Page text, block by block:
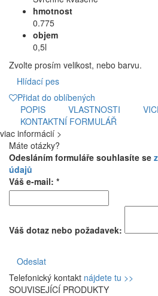
hmotnost
0.775
objem
0,5l
Zvolte prosím velikost, nebo barvu.
Hlídací pes
Přidat do oblíbených
POPIS
VLASTNOSTI
KONTAKTNÍ FORMULÁŘ
viac informácií >
Máte otázky?
Odesláním formuláře souhlasíte se
údajů
Váš e-mail: *
Váš dotaz nebo požadavek:
Odeslat
Telefonický kontakt nájdete tu >>
SOUVISEJÍCÍ PRODUKTY